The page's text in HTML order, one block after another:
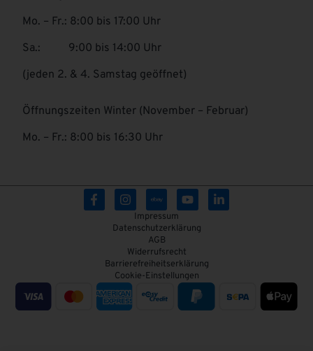
Mo. – Fr.: 8:00 bis 17:00 Uhr
Sa.: 9:00 bis 14:00 Uhr
(jeden 2. & 4. Samstag geöffnet)
Öffnungszeiten Winter (November – Februar)
Mo. – Fr.: 8:00 bis 16:30 Uhr
Impressum
Datenschutzerklärung
AGB
Widerrufsrecht
Barrierefreiheitserklärung
Cookie-Einstellungen